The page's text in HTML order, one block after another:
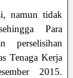
namun tidak
Para
perselisihan
Tenaga Kerja
2015.